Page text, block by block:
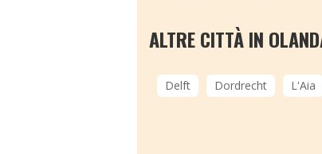
ALTRE CITTÀ IN
Delft Dordrecht L'Aia